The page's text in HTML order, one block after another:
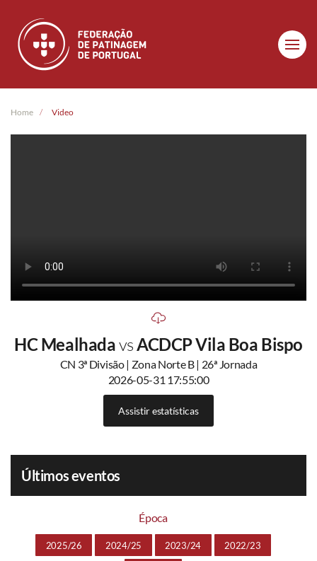
Skip to main content
Home Video
HC MealhadavsACDCP Vila Boa Bispo
CN 3ª Divisão | Zona Norte B | 26ª Jornada
2026-05-31 17:55:00
Assistir estatísticas
Últimos eventos
Época
2025/26 2024/25 2023/24 2022/23